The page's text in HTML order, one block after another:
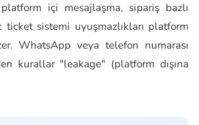
platform içi mesajlaşma, sipariş bazlı
ticket sistemi uyuşmazlıkları platform
WhatsApp veya telefon numarası
kurallar "leakage" (platform dışına